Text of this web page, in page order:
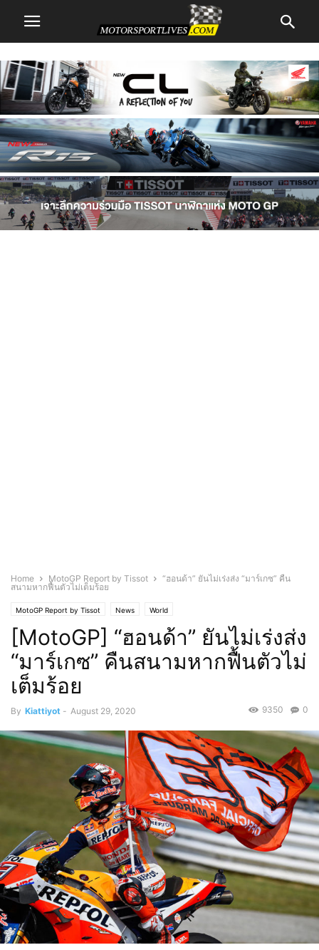
Home MotoGP Report by Tissot
“ฮอนด้า” ยันไม่เร่งส่ง “มาร์เกซ” คืน
สนามหากฟื้นตัวไม่เต็มร้อย
MotoGP Report by Tissot News World
[MotoGP] “ฮอนด้า” ยันไม่เร่งส่ง
“มาร์เกซ” คืนสนามหากฟื้นตัวไม่
เต็มร้อย
By Kiattiyot - August 29, 2020 0
9350